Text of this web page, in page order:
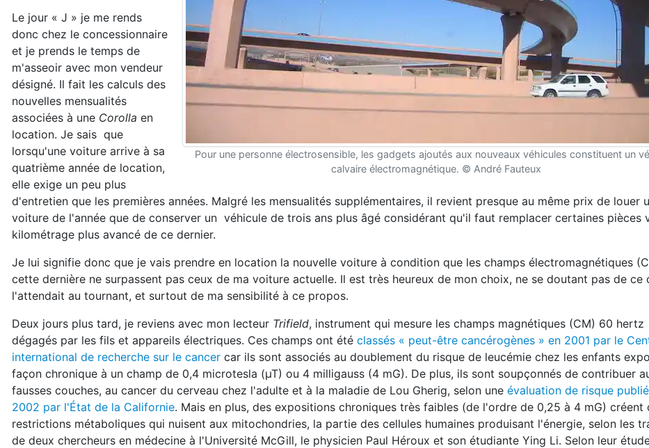
Pour une personne électrosensible, les gadgets ajoutés aux nouveaux véhicules constituent un
calvaire électromagnétique. © André Fauteux
Le jour « J » je me rends
donc chez le concessionnaire
et je prends le temps de
m'asseoir avec mon vendeur
désigné. Il fait les calculs des
nouvelles mensualités
associées à une Corolla en
location. Je sais que
lorsqu'une voiture arrive à sa
quatrième année de location,
elle exige un peu plus
d'entretien que les premières années. Malgré les mensualités supplémentaires, il revient presque au même prix de louer
voiture de l'année que de conserver un véhicule de trois ans plus âgé considérant qu'il faut remplacer certaines pièces
kilométrage plus avancé de ce dernier.
Je lui signifie donc que je vais prendre en location la nouvelle voiture à condition que les champs électromagnétiques
cette dernière ne surpassent pas ceux de ma voiture actuelle. Il est très heureux de mon choix, ne se doutant pas de ce
l'attendait au tournant, et surtout de ma sensibilité à ce propos.
Deux jours plus tard, je reviens avec mon lecteur Trifield, instrument qui mesure les champs magnétiques (CM) 60 hertz
dégagés par les fils et appareils électriques. Ces champs ont été classés « peut-être cancérogènes » en 2001 par le
international de recherche sur le cancer car ils sont associés au doublement du risque de leucémie chez les enfants
façon chronique à un champ de 0,4 microtesla (µT) ou 4 milligauss (4 mG). De plus, ils sont soupçonnés de contribuer
fausses couches, au cancer du cerveau chez l'adulte et à la maladie de Lou Gherig, selon une évaluation de risque
2002 par l'État de la Californie. Mais en plus, des expositions chroniques très faibles (de l'ordre de 0,25 à 4 mG) créent
restrictions métaboliques qui nuisent aux mitochondries, la partie des cellules humaines produisant l'énergie, selon les
de deux chercheurs en médecine à l'Université McGill, le physicien Paul Héroux et son étudiante Ying Li. Selon leur